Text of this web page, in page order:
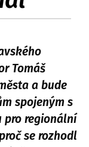
Tomáš
a bude
spojeným s
pro regionální
se rozhodl